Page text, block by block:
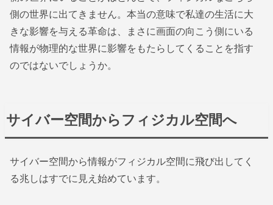
側の世界に出てきません。本当の意味で私達の生活に大
きな影響を与える革命は、まさに画面の向こう側にいる
情報が物理的な世界に影響をもたらしてくることを指す
のではないでしょうか。
サイバー空間からフィジカル空間へ
サイバー空間から情報がフィジカル空間に飛び出してく
る兆しはすでに見え始めています。